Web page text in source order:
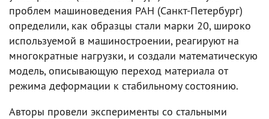
проблем машиноведения РАН (Санкт-Петербург)
определили, как образцы стали марки 20, широко
используемой в машиностроении, реагируют на
многократные нагрузки, и создали математическую
модель, описывающую переход материала от
режима деформации к стабильному состоянию.
Авторы провели эксперименты со стальными